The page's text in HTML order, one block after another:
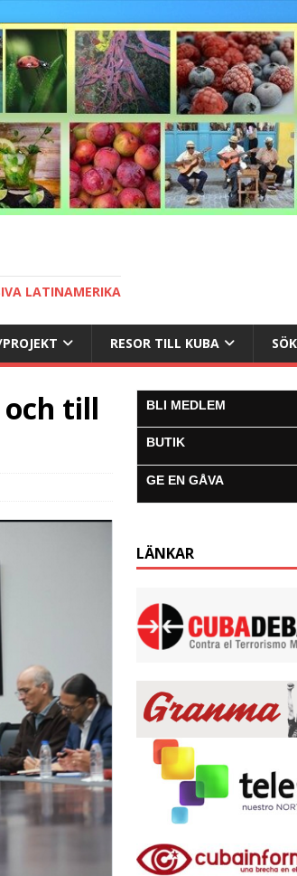
LATINAMERIKA
RESOR TILL KUBA SÖK
till
BLI MEDLEM
BUTIK
GE EN GÅVA
LÄNKAR